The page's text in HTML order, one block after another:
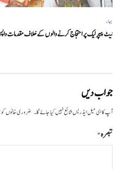
بہار
نیٹ پیپر لیک پر احتجاج کرنے والوں کے خلاف مقدمات
جواب دیں
آپ کا ای میل ایڈریس شائع نہیں کیا جائے گا۔ ضروری خانوں کو
تبصرہ*